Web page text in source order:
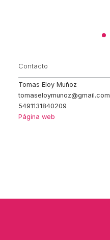
Contacto
Tomas Eloy Muñoz
tomaseloymunoz@gmail.com
5491131840209
Página web